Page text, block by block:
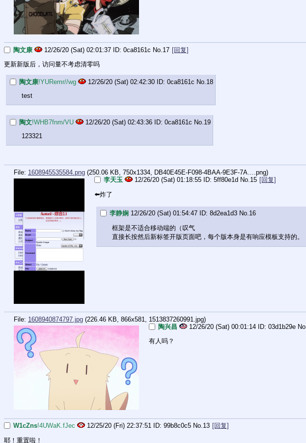
陶文康 12/26/20 (Sat) 02:01:37 0ca8161c No.17 [回复]
更新新版后，访问量不考虑清零吗
陶文康!YURemr//wg 12/26/20 (Sat) 02:42:30 0ca8161c No. 18
test
陶文!WHB7fnm/VU 12/26/20 (Sat) 02:43:36 0ca8161c No. 19
123321
File: 1608945535584.png (250.06 KB, 750x1334, DB40E45E-F098-4BAA-9E3F-7A….png)
李天玉
12/26/20 (Sat) 01:18:55 5ff80e1d No. 15 [回复]
⬅️炸了
李静娴 12/26/20 (Sat) 01:54:47 8d2ea1d3 No.16
框架是不适合移动端的（叹气
直接长按然后新标签开版页面吧，每个版本身是有响应模板支持的。
File: 1608940874797.jpg (226.46 KB, 866x581, 1513837260991.jpg)
陶兴昌
12/26/20 (Sat) 00:01:14 03d1b29e No.
有人吗？
W1cZns!4UWaK.fJec 12/25/20 (Fri) 22:37:51 99b8c0c5 No.13 [回复]
耶！重置啦！